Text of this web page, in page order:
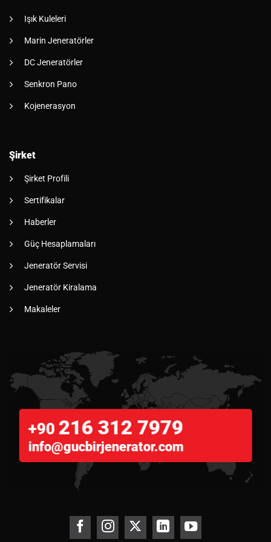
Işık Kuleleri
Marin Jeneratörler
DC Jeneratörler
Senkron Pano
Kojenerasyon
Şirket
Şirket Profili
Sertifikalar
Haberler
Güç Hesaplamaları
Jeneratör Servisi
Jeneratör Kiralama
Makaleler
+90 216 312 7979
info@gucbirjenerator.com